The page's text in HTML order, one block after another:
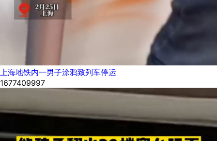
上海地铁内一男子涂鸦致列车停运
1677409997